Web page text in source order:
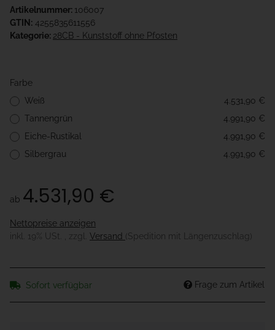
Artikelnummer: 106007
GTIN: 4255835611556
Kategorie: 28CB - Kunststoff ohne Pfosten
Farbe
Weiß
4.531,90 €
Tannengrün
4.991,90 €
Eiche-Rustikal
4.991,90 €
Silbergrau
4.991,90 €
ab 4.531,90 €
Nettopreise anzeigen
inkl. 19% USt. , zzgl. Versand (Spedition mit Längenzuschlag)
Sofort verfügbar Frage zum Artikel